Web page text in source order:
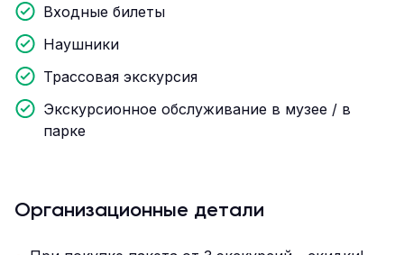
Входные билеты
Наушники
Трассовая экскурсия
Экскурсионное обслуживание в музее / в
парке
Организационные детали